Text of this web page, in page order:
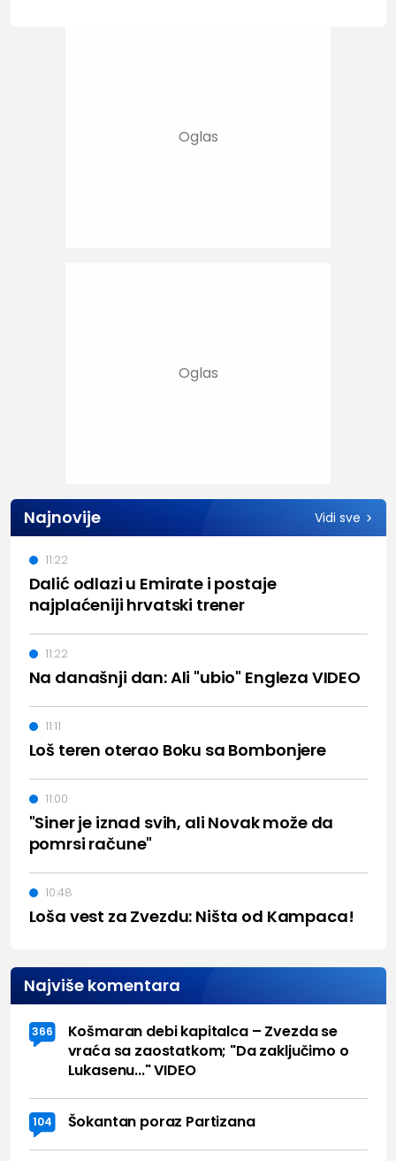
Najnovije Vidi sve
Dalić odlazi u Emirate i postaje
najplaćeniji hrvatski trener
11:22
Na današnji dan: Ali "ubio" Engleza VIDEO
11:22
Loš teren oterao Boku sa Bombonjere
11:11
"Siner je iznad svih, ali Novak može da
pomrsi račune"
11:00
Loša vest za Zvezdu: Ništa od Kampaca!
10:48
Najviše komentara
366
Košmaran debi kapitalca – Zvezda se
vraća sa zaostatkom; "Da zaključimo o
Lukasenu..." VIDEO
104 Šokantan poraz Partizana